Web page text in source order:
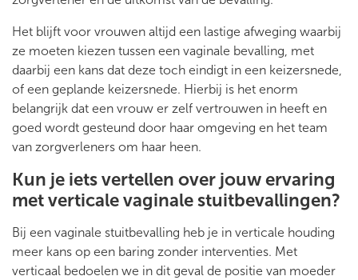
Het blijft voor vrouwen altijd een lastige afweging waarbij
ze moeten kiezen tussen een vaginale bevalling, met
daarbij een kans dat deze toch eindigt in een keizersnede,
of een geplande keizersnede. Hierbij is het enorm
belangrijk dat een vrouw er zelf vertrouwen in heeft en
goed wordt gesteund door haar omgeving en het team
van zorgverleners om haar heen.
Kun je iets vertellen over jouw ervaring
met verticale vaginale stuitbevallingen?
Bij een vaginale stuitbevalling heb je in verticale houding
meer kans op een baring zonder interventies. Met
verticaal bedoelen we in dit geval de positie van moeder